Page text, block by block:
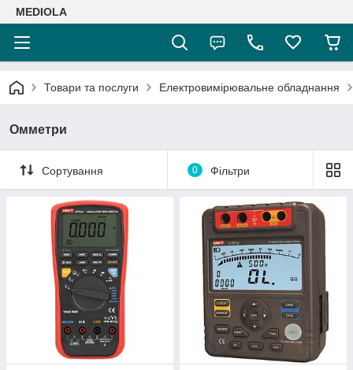
MEDIOLA
Товари та послуги Електровимірювальне обладнання
Омметри
Сортування 0 Фільтри